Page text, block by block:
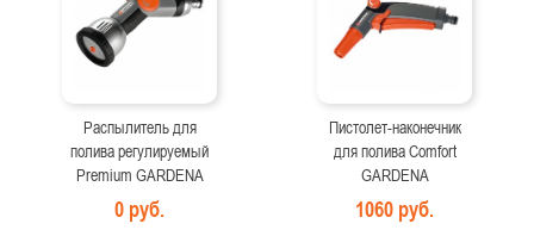
Распылитель для
полива регулируемый
Premium GARDENA
0 руб.
Пистолет-наконечник
для полива Comfort
GARDENA
1060 руб.